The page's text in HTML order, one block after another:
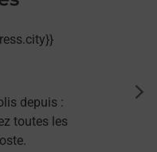
depuis :
toutes les